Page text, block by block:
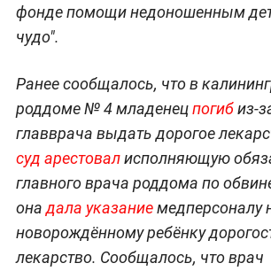
фонде помощи недоношенным
чудо".
Ранее сообщалось, что в
роддоме № 4 младенецпогибиз-
главврача выдать дорогое
суд арестовалисполняющую
главного врача роддома по
онадала указаниемедперсоналу
новорождённому ребёнку
лекарство. Сообщалось, что врач